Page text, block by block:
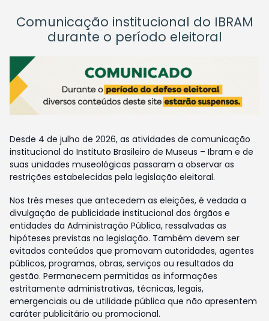
Comunicação institucional do IBRAM
durante o período eleitoral
Desde 4 de julho de 2026, as atividades de comunicação
institucional do Instituto Brasileiro de Museus – Ibram e de
suas unidades museológicas passaram a observar as
restrições estabelecidas pela legislação eleitoral.
Nos três meses que antecedem as eleições, é vedada a
divulgação de publicidade institucional dos órgãos e
entidades da Administração Pública, ressalvadas as
hipóteses previstas na legislação. Também devem ser
evitados conteúdos que promovam autoridades, agentes
públicos, programas, obras, serviços ou resultados da
gestão. Permanecem permitidas as informações
estritamente administrativas, técnicas, legais,
emergenciais ou de utilidade pública que não apresentem
caráter publicitário ou promocional.